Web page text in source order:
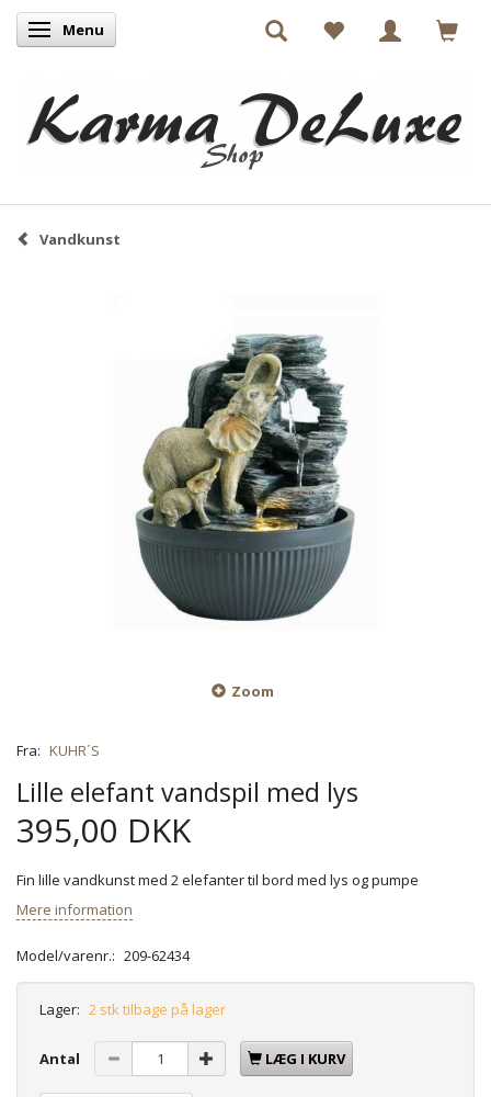
Skifte navigation
Menu
Vandkunst
Zoom
Fra: KUHR´S
Lille elefant vandspil med lys
395,00 DKK
Fin lille vandkunst med 2 elefanter til bord med lys og pumpe
Mere information
Model/varenr.: 209-62434
Lager: 2 stk tilbage på lager
Antal LÆG I KURV